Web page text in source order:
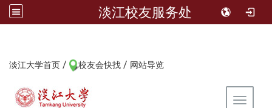
淡江校友服务处
淡江大学首页 / 校友会快找 / 网站导览
Toggle